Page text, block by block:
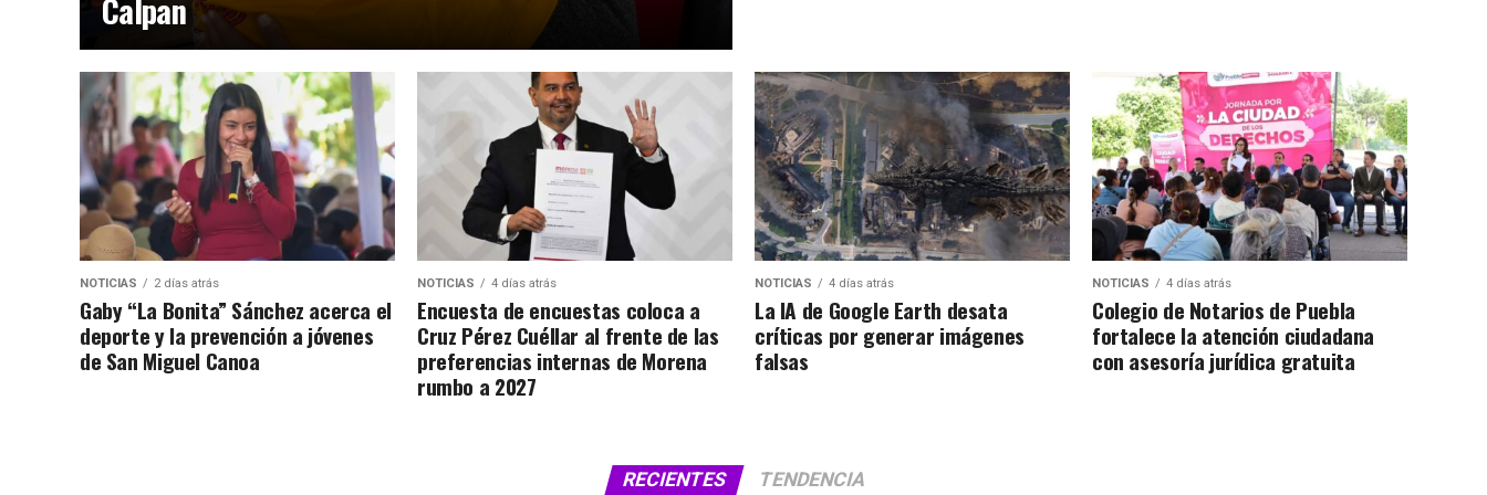
Calpan
NOTICIAS 2 días atrás
Gaby “La Bonita” Sánchez acerca el
deporte y la prevención a jóvenes
de San Miguel Canoa
NOTICIAS 4 días atrás
Encuesta de encuestas coloca a
Cruz Pérez Cuéllar al frente de las
preferencias internas de Morena
rumbo a 2027
NOTICIAS 4 días atrás
La IA de Google Earth desata
críticas por generar imágenes
falsas
NOTICIAS 4 días atrás
Colegio de Notarios de Puebla
fortalece la atención ciudadana
con asesoría jurídica gratuita
RECIENTES TENDENCIA